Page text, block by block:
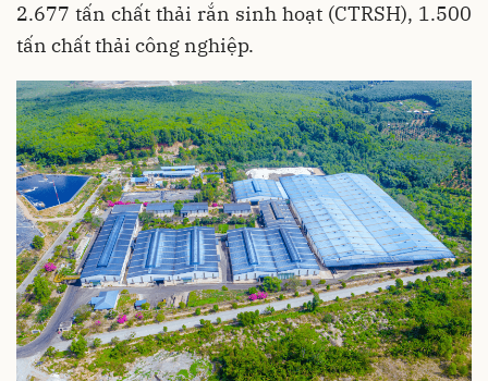
2.677 tấn chất thải rắn sinh hoạt (CTRSH), 1.500
tấn chất thải công nghiệp.